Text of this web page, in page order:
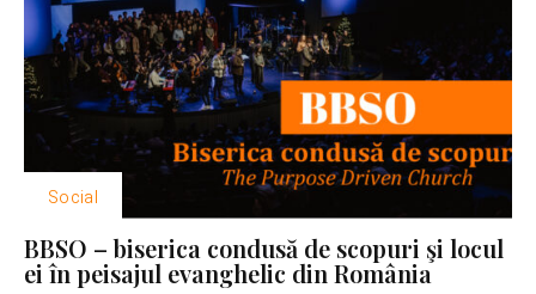
Social
BBSO – biserica condusă de scopuri şi locul
ei în peisajul evanghelic din România